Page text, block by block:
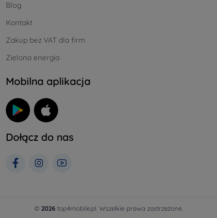
Blog
Kontakt
Zakup bez VAT dla firm
Zielona energia
Mobilna aplikacja
Dołącz do nas
© 2026 top4mobile.pl. Wszelkie prawa zastrzeżone.